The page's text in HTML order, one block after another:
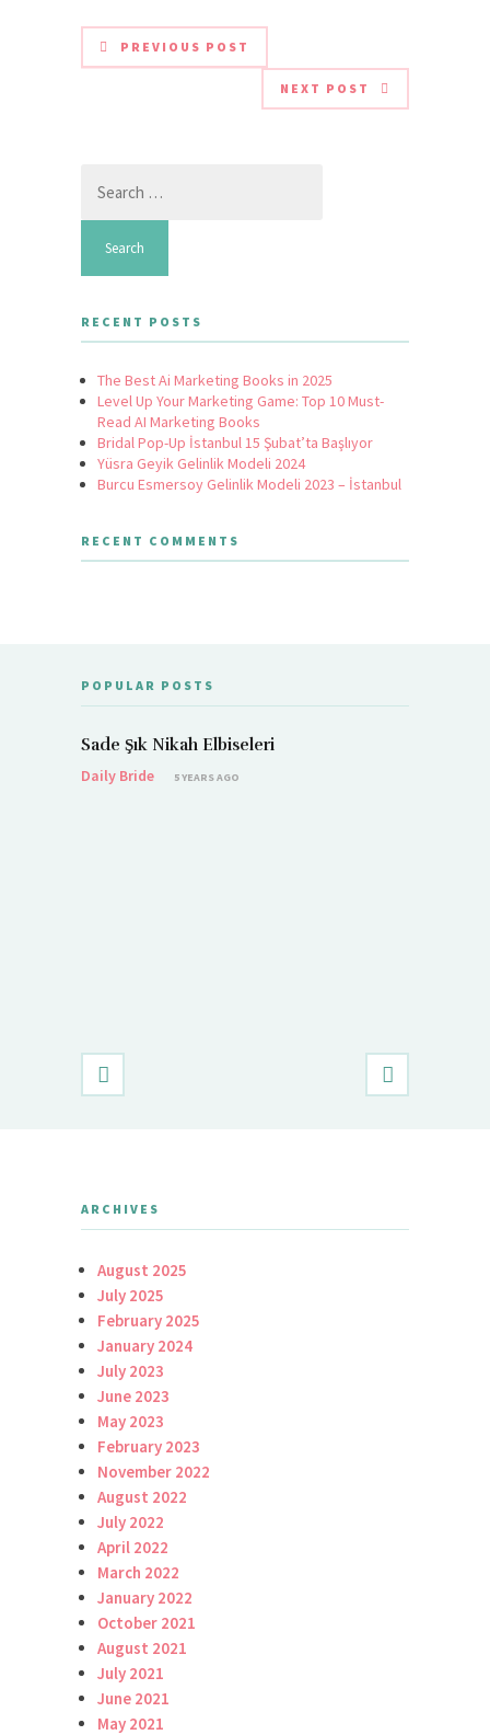
PREVIOUS POST
NEXT POST
for:
RECENT POSTS
The Best Ai Marketing Books in 2025
Level Up Your Marketing Game: Top 10 Must-
Read AI Marketing Books
Bridal Pop-Up İstanbul 15 Şubat’ta Başlıyor
Yüsra Geyik Gelinlik Modeli 2024
Burcu Esmersoy Gelinlik Modeli 2023 – İstanbul
RECENT COMMENTS
POPULAR POSTS
Sade Şık Nikah Elbiseleri
Daily Bride
5 YEARS AGO
ARCHIVES
August 2025
July 2025
February 2025
January 2024
July 2023
June 2023
May 2023
February 2023
November 2022
August 2022
July 2022
April 2022
March 2022
January 2022
October 2021
August 2021
July 2021
June 2021
May 2021